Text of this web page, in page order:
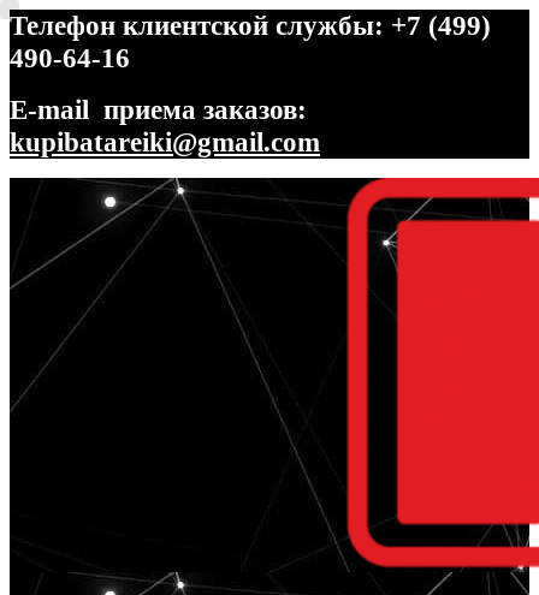
Телефон клиентской службы: +7 (499)
490-64-16
E-mail приема заказов:
kupibatareiki@gmail.com
Перейти
навигации
Перейти
содержимому